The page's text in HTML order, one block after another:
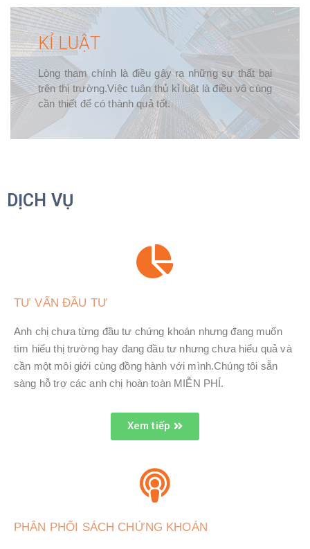
KỈ LUẬT
Lòng tham chính là điều gây ra những sự thất bại
trên thị trường.Việc tuân thủ kỉ luật là điều vô cùng
cần thiết để có thành quả tốt.
DỊCH VỤ
TƯ VẤN ĐẦU TƯ
Anh chị chưa từng đầu tư chứng khoán nhưng đang muốn
tìm hiểu thị trường hay đang đầu tư nhưng chưa hiểu quả và
cần một môi giới cùng đồng hành với mình.Chúng tôi sẵn
sàng hỗ trợ các anh chị hoàn toàn MIỄN PHÍ.
Xem tiếp
PHÂN PHỐI SÁCH CHỨNG KHOÁN